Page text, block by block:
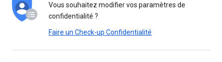
Vous souhaitez modifier vos paramètres de
confidentialité ?
Faire un Check-up Confidentialité